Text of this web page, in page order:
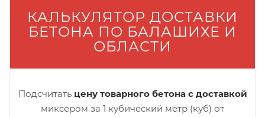
КАЛЬКУЛЯТОР ДОСТАВКИ
БЕТОНА ПО БАЛАШИХЕ И
ОБЛАСТИ
Подсчитать цену товарного бетона с доставкой
миксером за 1 кубический метр (куб) от